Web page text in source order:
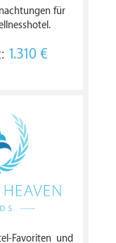
für
1.310 €
Favoriten und